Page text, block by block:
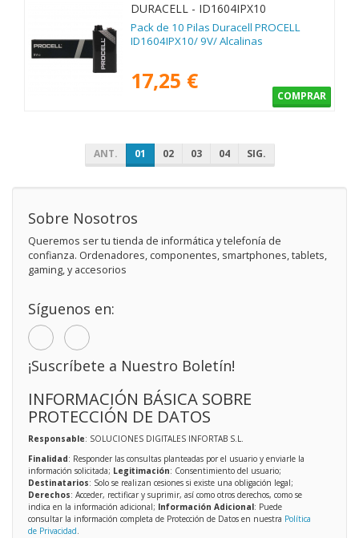
DURACELL - ID1604IPX10
Pack de 10 Pilas Duracell PROCELL
ID1604IPX10/ 9V/ Alcalinas
17,25 €
COMPRAR
ANT. 01 02 03 04 SIG.
Sobre Nosotros
Queremos ser tu tienda de informática y telefonía de
confianza. Ordenadores, componentes, smartphones, tablets,
gaming, y accesorios
Síguenos en:
¡Suscríbete a Nuestro Boletín!
INFORMACIÓN BÁSICA SOBRE
PROTECCIÓN DE DATOS
Responsable: SOLUCIONES DIGITALES INFORTAB S.L.
Finalidad: Responder las consultas planteadas por el usuario y enviarle la
información solicitada; Legitimación: Consentimiento del usuario;
Destinatarios: Solo se realizan cesiones si existe una obligación legal;
Derechos: Acceder, rectificar y suprimir, así como otros derechos, como se
indica en la información adicional; Información Adicional: Puede
consultar la información completa de Protección de Datos en nuestra Política
de Privacidad.